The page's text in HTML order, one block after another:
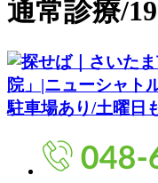
通常診療/